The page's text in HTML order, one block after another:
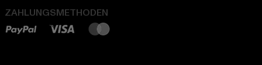
ZAHLUNGSMETHODEN